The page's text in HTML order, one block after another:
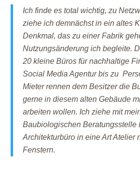
Ich finde es total wichtig, zu
ziehe ich demnächst in ein altes
Denkmal, das zu einer Fabrik
Nutzungsänderung ich begleite.
20 kleine Büros für nachhaltige
Social Media Agentur bis zu
Mieter rennen dem Besitzer die
gerne in diesem alten Gebäude
arbeiten wollen. Ich ziehe mit
Baubiologischen Beratungsstelle
Architekturbüro in eine Art Atelier
Fenstern.